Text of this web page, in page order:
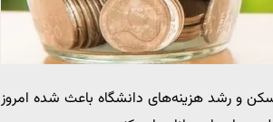
و رشد هزینه‌های دانشگاه باعث شده امروز